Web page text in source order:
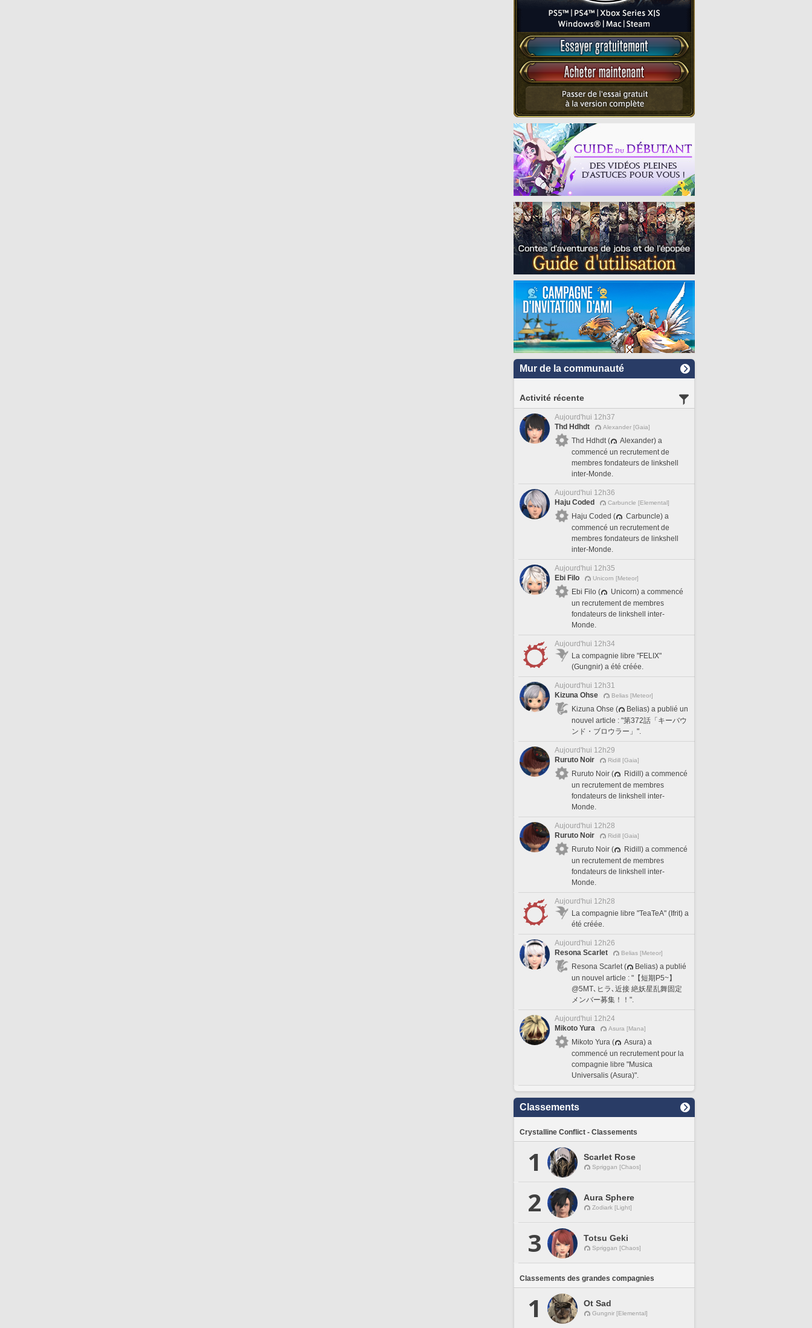
Mur de la communauté
Activité récente
Aujourd'hui 12h37
Thd Hdhdt
Alexander [Gaia]
Thd Hdhdt (
Alexander) a
commencé un recrutement de
membres fondateurs de linkshell
inter-Monde.
Aujourd'hui 12h36
Haju Coded
Carbuncle [Elemental]
Haju Coded (
Carbuncle) a
commencé un recrutement de
membres fondateurs de linkshell
inter-Monde.
Aujourd'hui 12h35
Ebi Filo
Unicorn [Meteor]
Ebi Filo (
Unicorn) a commencé
un recrutement de membres
fondateurs de linkshell inter-
Monde.
Aujourd'hui 12h34
La compagnie libre "FELIX"
(Gungnir) a été créée.
Aujourd'hui 12h31
Kizuna Ohse
Belias [Meteor]
Kizuna Ohse (
Belias) a publié un
nouvel article : "第372話「キーバウ
ンド・ブロウラー」".
Aujourd'hui 12h29
Ruruto Noir
Ridill [Gaia]
Ruruto Noir (
Ridill) a commencé
un recrutement de membres
fondateurs de linkshell inter-
Monde.
Aujourd'hui 12h28
Ruruto Noir
Ridill [Gaia]
Ruruto Noir (
Ridill) a commencé
un recrutement de membres
fondateurs de linkshell inter-
Monde.
Aujourd'hui 12h28
La compagnie libre "TeaTeA" (Ifrit) a
été créée.
Aujourd'hui 12h26
Resona Scarlet
Belias [Meteor]
Resona Scarlet (
Belias) a publié
un nouvel article : "【短期P5~】
@5MT､ヒラ､近接 絶妖星乱舞固定
メンバー募集！！".
Aujourd'hui 12h24
Mikoto Yura
Asura [Mana]
Mikoto Yura (
Asura) a
commencé un recrutement pour la
compagnie libre "Musica
Universalis (Asura)".
Classements
Crystalline Conflict - Classements
1 Scarlet Rose
Spriggan [Chaos]
2 Aura Sphere
Zodiark [Light]
3 Totsu Geki
Spriggan [Chaos]
Classements des grandes compagnies
1 Ot Sad
Gungnir [Elemental]